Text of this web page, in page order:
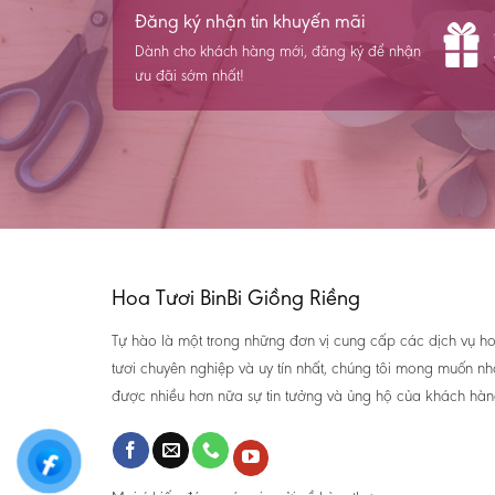
Đăng ký nhận tin khuyến mãi
Dành cho khách hàng mới, đăng ký để nhận
ưu đãi sớm nhất!
Hoa Tươi BinBi Giồng Riềng
Tự hào là một trong những đơn vị cung cấp các dịch vụ
tươi chuyên nghiệp và uy tín nhất, chúng tôi mong muốn
được nhiều hơn nữa sự tin tưởng và ủng hộ của khách